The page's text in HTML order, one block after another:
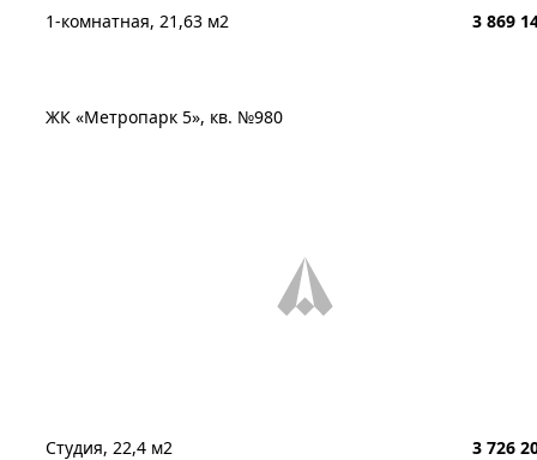
1-комнатная, 21,63 м2 3 869
ЖК «Метропарк 5», кв. №980
Студия, 22,4 м2 3 726